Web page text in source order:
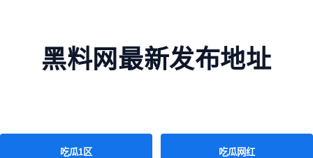
黑料网最新发布地址
吃瓜1区 吃瓜网红